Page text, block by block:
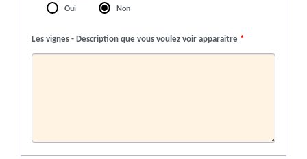
Oui
Non
Les vignes - Description que vous voulez voir apparaitre *